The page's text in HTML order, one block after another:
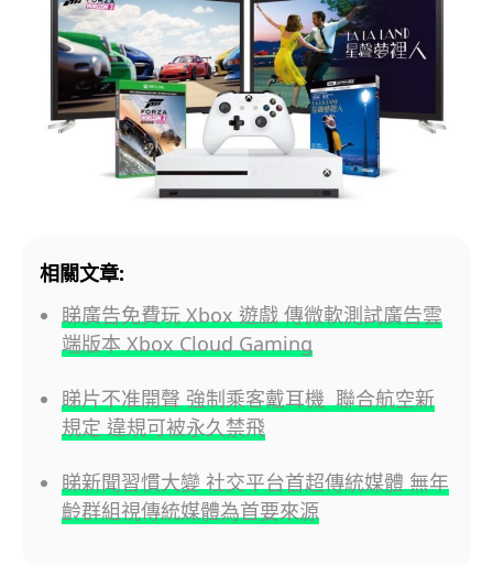
相關文章:
睇廣告免費玩 Xbox 遊戲 傳微軟測試廣告雲
端版本 Xbox Cloud Gaming
睇片不准開聲 強制乘客戴耳機 聯合航空新
規定 違規可被永久禁飛
睇新聞習慣大變 社交平台首超傳統媒體 無年
齡群組視傳統媒體為首要來源